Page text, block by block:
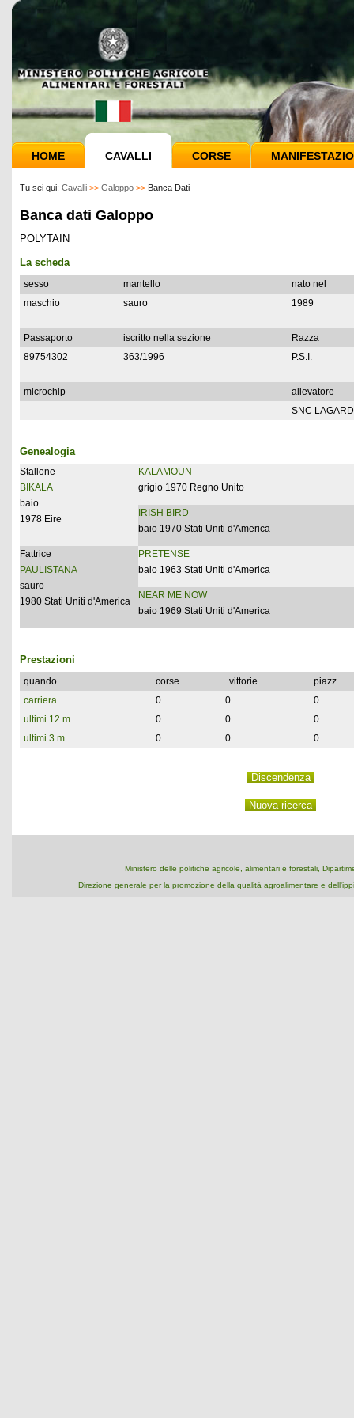
HOME CAVALLI CORSE
Tu sei qui: Cavalli >> Galoppo >> Banca Dati
Banca dati Galoppo
POLYTAIN
La scheda
sesso mantello
nato nel
maschio
sauro 1989
Passaporto iscritto nella sezione
Razza
89754302
363/1996 P.S.I.
microchip
allevatore
SNC
Genealogia
Stallone
BIKALA
baio
1978 Eire
KALAMOUN
grigio 1970 Regno Unito
IRISH BIRD
baio 1970 Stati Uniti d'America
Fattrice
PAULISTANA
sauro
1980 Stati Uniti d'America
PRETENSE
baio 1963 Stati Uniti d'America
NEAR ME NOW
baio 1969 Stati Uniti d'America
Prestazioni
quando corse vittorie
piazz.
carriera
0 0
0
ultimi 12 m.
0 0
0
ultimi 3 m.
0 0 0
Ministero delle politiche agricole, alimentari e forestali,
Direzione generale per la promozione della qualità agroalimentare e